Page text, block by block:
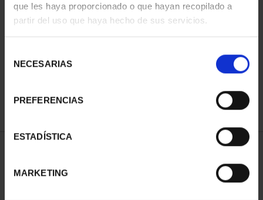
que les haya proporcionado o que hayan recopilado a
partir del uso que haya hecho de sus servicios.
NECESARIAS
PREFERENCIAS
ESTADÍSTICA
MARKETING
73,00 €